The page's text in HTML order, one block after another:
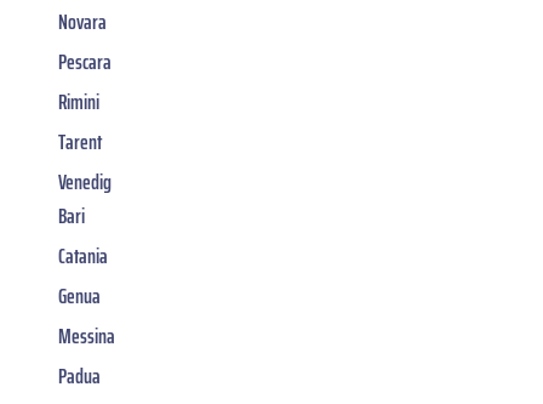
Novara
Pescara
Rimini
Tarent
Venedig
Bari
Catania
Genua
Messina
Padua